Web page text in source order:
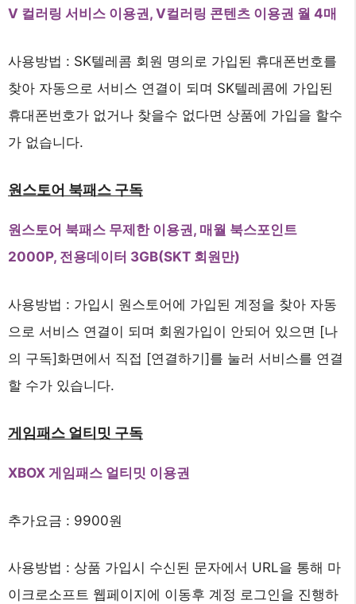
V 컬러링 서비스 이용권, V컬러링 콘텐츠 이용권 월 4매
사용방법 : SK텔레콤 회원 명의로 가입된 휴대폰번호를
찾아 자동으로 서비스 연결이 되며 SK텔레콤에 가입된
휴대폰번호가 없거나 찾을수 없다면 상품에 가입을 할수
가 없습니다.
원스토어 북패스 구독
원스토어 북패스 무제한 이용권, 매월 북스포인트
2000P, 전용데이터 3GB(SKT 회원만)
사용방법 : 가입시 원스토어에 가입된 계정을 찾아 자동
으로 서비스 연결이 되며 회원가입이 안되어 있으면 [나
의 구독]화면에서 직접 [연결하기]를 눌러 서비스를 연결
할 수가 있습니다.
게임패스 얼티밋 구독
XBOX 게임패스 얼티밋 이용권
추가요금 : 9900원
사용방법 : 상품 가입시 수신된 문자에서 URL을 통해 마
이크로소프트 웹페이지에 이동후 계정 로그인을 진행하